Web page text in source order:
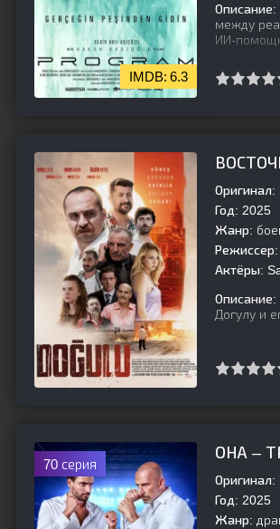
6.3
Описание:
между
ИИ-
Оригинал:
Год: 2025
Жанр:
Режиссер:
Актёры:
Описание:
Догулу и
70 серия
ОНА –
Оригинал:
Год: 2025
Жанр: